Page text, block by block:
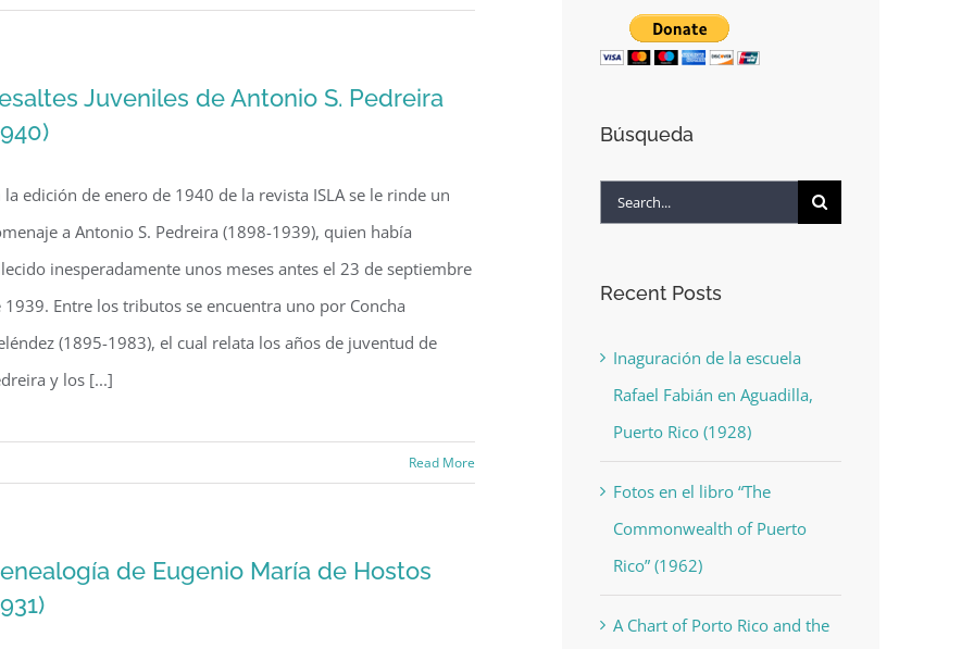
Vida
y
por
Concha
Juveniles de Antonio S. Pedreira
la edición de enero de 1940 de la revista ISLA se le rinde un
a Antonio S. Pedreira (1898-1939), quien había
inesperadamente unos meses antes el 23 de septiembre
1939. Entre los tributos se encuentra uno por Concha
(1895-1983), el cual relata los años de juventud de
y los [...]
Read More
de Eugenio María de Hostos
Búsqueda
Search
Recent Posts
Inaguración de la escuela
Rafael Fabián en Aguadilla,
Puerto Rico (1928)
Fotos en el libro “The
Commonwealth of Puerto
Rico” (1962)
A Chart of Porto Rico and the